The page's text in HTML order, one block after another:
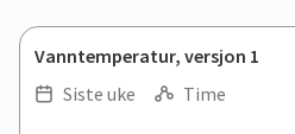
Vanntemperatur, versjon 1
Siste uke
Time